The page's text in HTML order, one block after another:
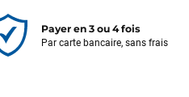
Payer en 3 ou 4 fois
Par carte bancaire, sans frais